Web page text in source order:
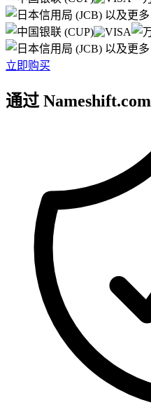
以及更多
以及更多
立即购买
通过